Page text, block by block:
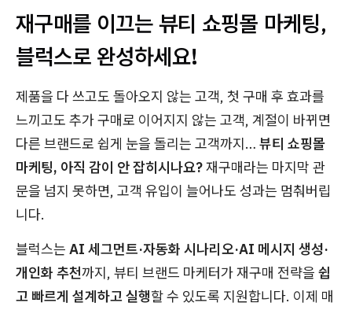
재구매를 이끄는 뷰티 쇼핑몰 마케팅,
블럭스로 완성하세요!
제품을 다 쓰고도 돌아오지 않는 고객, 첫 구매 후 효과를
느끼고도 추가 구매로 이어지지 않는 고객, 계절이 바뀌면
다른 브랜드로 쉽게 눈을 돌리는 고객까지… 뷰티 쇼핑몰
마케팅, 아직 감이 안 잡히시나요?재구매라는 마지막 관
문을 넘지 못하면, 고객 유입이 늘어나도 성과는 멈춰버립
니다.
블럭스는 AI 세그먼트·자동화 시나리오·AI 메시지 생성·
개인화 추천까지, 뷰티 브랜드 마케터가 재구매 전략을 쉽
고 빠르게 설계하고 실행할 수 있도록 지원합니다. 이제 매